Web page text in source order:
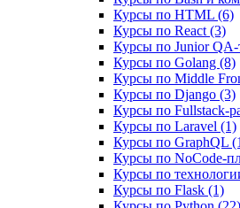
Курсы по HTML (6)
Курсы по React (3)
Курсы по Junior
Курсы по Golang (8)
Курсы по Middle
Курсы по Django (3)
Курсы по
Курсы по Laravel (1)
Курсы по GraphQL
Курсы по
Курсы по
Курсы по Flask (1)